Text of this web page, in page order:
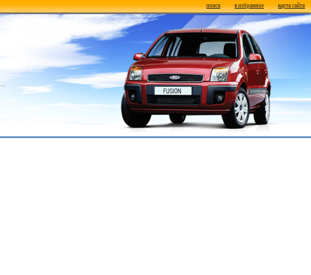
поиск в избранное карта сайта